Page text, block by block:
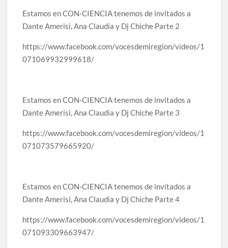
Estamos en CON-CIENCIA tenemos de invitados a
Dante Amerisi, Ana Claudia y Dj Chiche Parte 2
https://www.facebook.com/vocesdemiregion/videos/1
071069932999618/
Estamos en CON-CIENCIA tenemos de invitados a
Dante Amerisi, Ana Claudia y Dj Chiche Parte 3
https://www.facebook.com/vocesdemiregion/videos/1
071073579665920/
Estamos en CON-CIENCIA tenemos de invitados a
Dante Amerisi, Ana Claudia y Dj Chiche Parte 4
https://www.facebook.com/vocesdemiregion/videos/1
071093309663947/